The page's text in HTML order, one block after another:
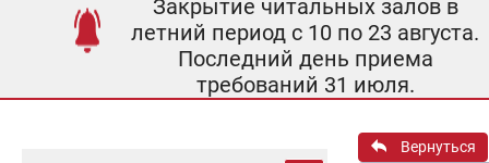
Закрытие читальных залов в
летний период с 10 по 23 августа.
Последний день приема
требований 31 июля.
Вернуться